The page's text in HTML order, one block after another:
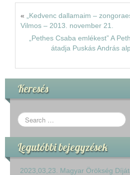
«
„Kedvenc dallamaim –
Vilmos – 2013. november 21.
„Pethes Csaba emlékest” A
átadja Puskás András
Keresés
Legutóbbi bejegyzések
2023,03,23. Magyar Örökség